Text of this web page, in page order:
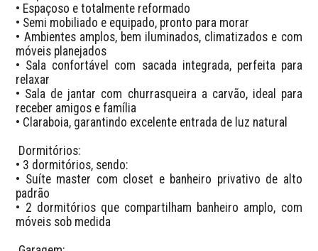
• Espaçoso e totalmente reformado
• Semi mobiliado e equipado, pronto para morar
• Ambientes amplos, bem iluminados, climatizados e com
móveis planejados
• Sala confortável com sacada integrada, perfeita para
relaxar
• Sala de jantar com churrasqueira a carvão, ideal para
receber amigos e família
• Claraboia, garantindo excelente entrada de luz natural
• 3 dormitórios, sendo:
• Suíte master com closet e banheiro privativo de alto
padrão
• 2 dormitórios que compartilham banheiro amplo, com
móveis sob medida